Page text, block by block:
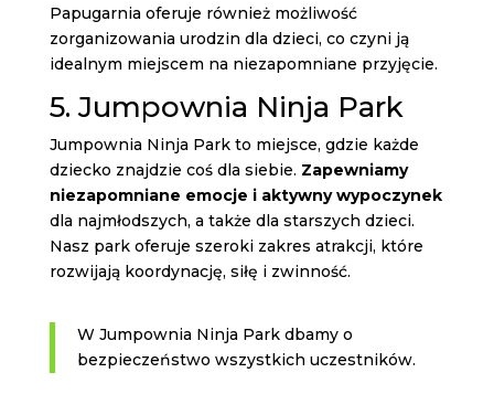
Papugarnia oferuje również możliwość
zorganizowania urodzin dla dzieci, co czyni ją
idealnym miejscem na niezapomniane przyjęcie.
5. Jumpownia Ninja Park
Jumpownia Ninja Park to miejsce, gdzie każde
dziecko znajdzie coś dla siebie. Zapewniamy
niezapomniane emocje i aktywny wypoczynek
dla najmłodszych, a także dla starszych dzieci.
Nasz park oferuje szeroki zakres atrakcji, które
rozwijają koordynację, siłę i zwinność.
W Jumpownia Ninja Park dbamy o
bezpieczeństwo wszystkich uczestników.